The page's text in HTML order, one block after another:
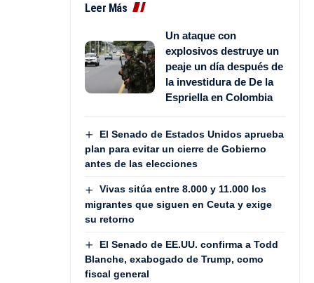
Leer Más
Un ataque con
explosivos destruye un
peaje un día después de
la investidura de De la
Espriella en Colombia
El Senado de Estados Unidos aprueba
plan para evitar un cierre de Gobierno
antes de las elecciones
Vivas sitúa entre 8.000 y 11.000 los
migrantes que siguen en Ceuta y exige
su retorno
El Senado de EE.UU. confirma a Todd
Blanche, exabogado de Trump, como
fiscal general